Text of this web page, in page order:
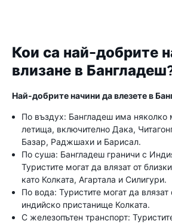
Кои са най-добрите
влизане в
Най-добрите начини да влезете в
По въздух: Бангладеш има
летища, включително Дака,
Базар, Раджшахи и Барисал.
По суша: Бангладеш граничи с
Туристите могат да влязат от
като Колката, Агартала и Силигури.
По вода: Туристите могат да влязат
индийско пристанище Колката.
С железопътен транспорт: